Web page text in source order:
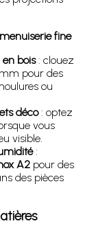
fine
bois: clouez
pour des
ou
déco: optez
vous
visible.
:
A2 pour des
des pièces